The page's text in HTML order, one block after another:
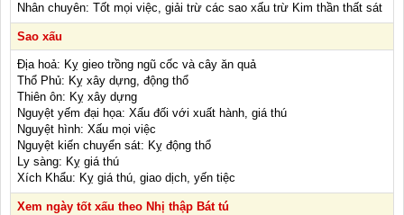
Nhân chuyên: Tốt mọi việc, giải trừ các sao xấu trừ Kim thần thất sát
Sao xấu
Địa hoả: Kỵ gieo trồng ngũ cốc và cây ăn quả
Thổ Phủ: Kỵ xây dựng, động thổ
Thiên ôn: Kỵ xây dựng
Nguyệt yếm đại họa: Xấu đối với xuất hành, giá thú
Nguyệt hình: Xấu mọi việc
Nguyệt kiến chuyển sát: Kỵ động thổ
Ly sàng: Kỵ giá thú
Xích Khẩu: Kỵ giá thú, giao dịch, yến tiệc
Xem ngày tốt xấu theo Nhị thập Bát tú